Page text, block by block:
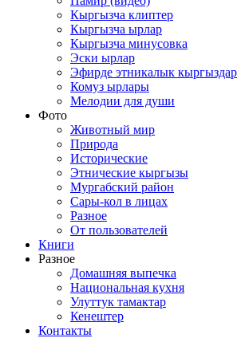
Кыргызча клиптер
Кыргызча ырлар
Кыргызча минусовка
Эски ырлар
Эфирде этникалык кыргыздар
Комуз ырлары
Мелодии для души
Фото
Животный мир
Природа
Исторические
Этнические кыргызы
Мургабский район
Сары-кол в лицах
Разное
От пользователей
Книги
Разное
Домашняя выпечка
Национальная кухня
Улуттук тамактар
Кенештер
Контакты